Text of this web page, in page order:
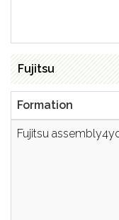
Fujitsu
Formation
Fujitsu